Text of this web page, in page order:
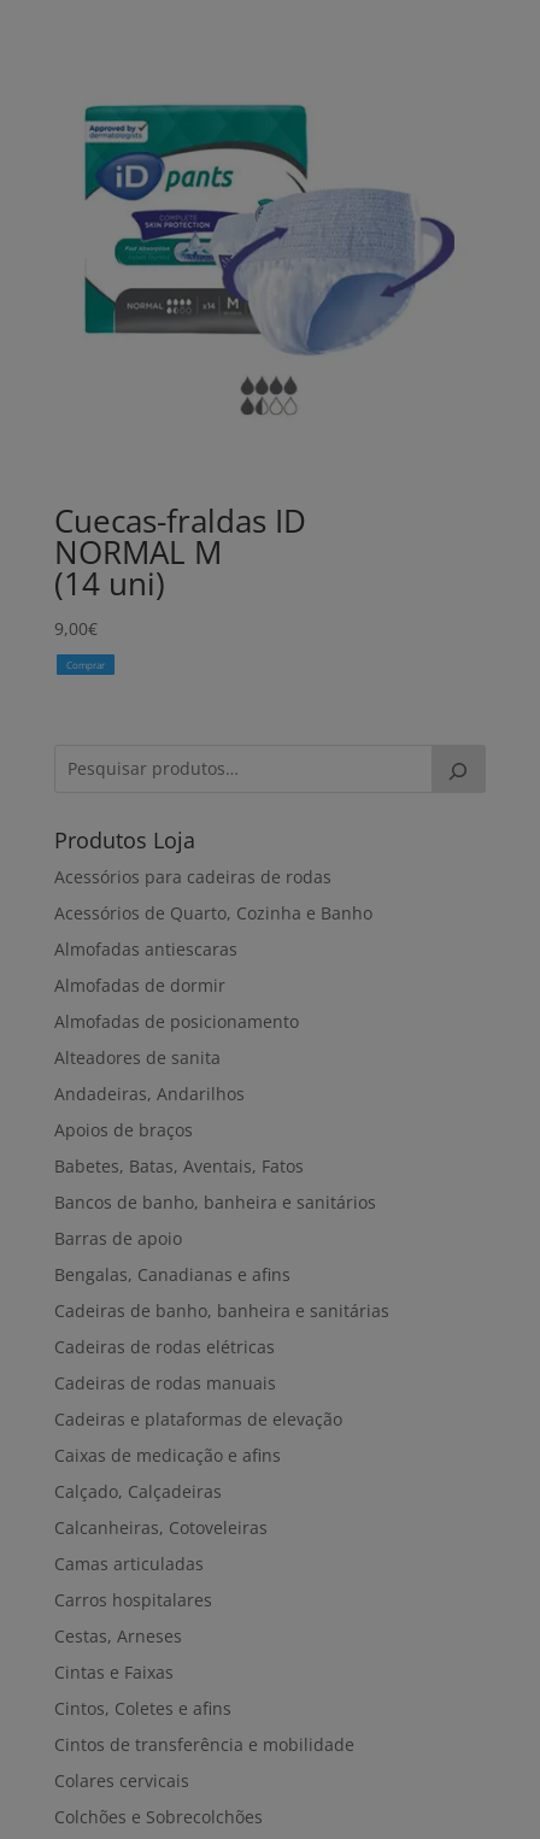
Cuecas-fraldas ID
NORMAL M
(14 uni)
9,00€
Comprar
Produtos Loja
Acessórios para cadeiras de rodas
Acessórios de Quarto, Cozinha e Banho
Almofadas antiescaras
Almofadas de dormir
Almofadas de posicionamento
Alteadores de sanita
Andadeiras, Andarilhos
Apoios de braços
Babetes, Batas, Aventais, Fatos
Bancos de banho, banheira e sanitários
Barras de apoio
Bengalas, Canadianas e afins
Cadeiras de banho, banheira e sanitárias
Cadeiras de rodas elétricas
Cadeiras de rodas manuais
Cadeiras e plataformas de elevação
Caixas de medicação e afins
Calçado, Calçadeiras
Calcanheiras, Cotoveleiras
Camas articuladas
Carros hospitalares
Cestas, Arneses
Cintas e Faixas
Cintos, Coletes e afins
Cintos de transferência e mobilidade
Colares cervicais
Colchões e Sobrecolchões